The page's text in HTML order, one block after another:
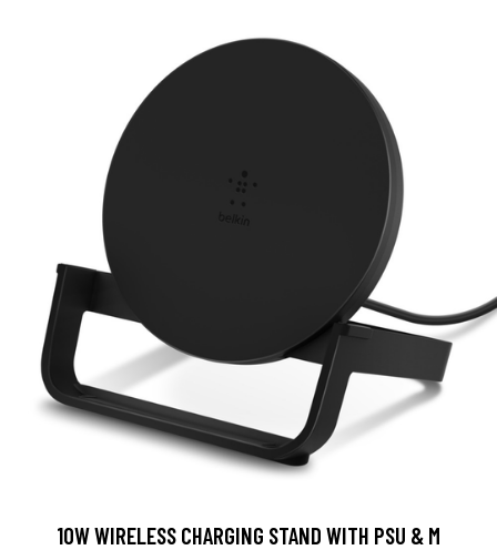
10W WIRELESS CHARGING STAND WITH PSU & M